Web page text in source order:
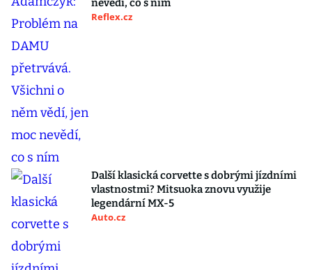
nevědí, co s ním
Reflex.cz
Další klasická corvette s dobrými jízdními
vlastnostmi? Mitsuoka znovu využije
legendární MX-5
Auto.cz